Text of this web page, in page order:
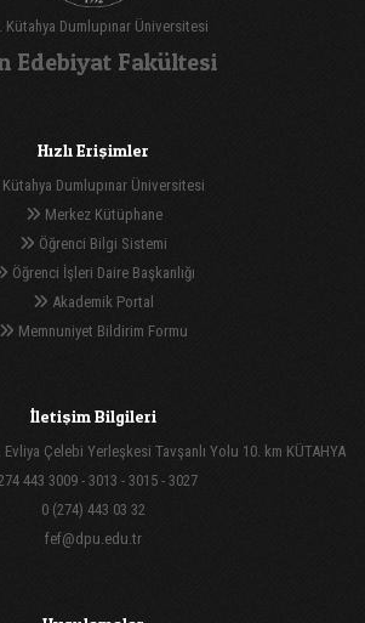
Kütahya Dumlupınar Üniversitesi
Edebiyat Fakültesi
Hızlı Erişimler
Kütahya Dumlupınar Üniversitesi
Merkez Kütüphane
Öğrenci Bilgi Sistemi
Öğrenci İşleri Daire Başkanlığı
Akademik Portal
Memnuniyet Bildirim Formu
İletişim Bilgileri
Çelebi Yerleşkesi Tavşanlı Yolu 10. km KÜTAHYA
443 3009 - 3013 - 3015 - 3027
0 (274) 443 03 32
fef@dpu.edu.tr